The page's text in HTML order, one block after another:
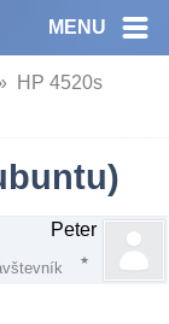
MENU
HP 4520s
Peter